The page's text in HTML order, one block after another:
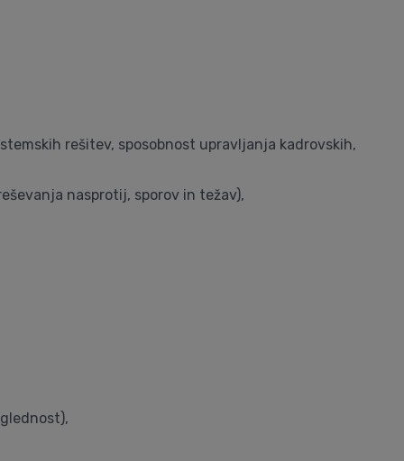
rešitev, sposobnost upravljanja kadrovskih,
nasprotij, sporov in težav),